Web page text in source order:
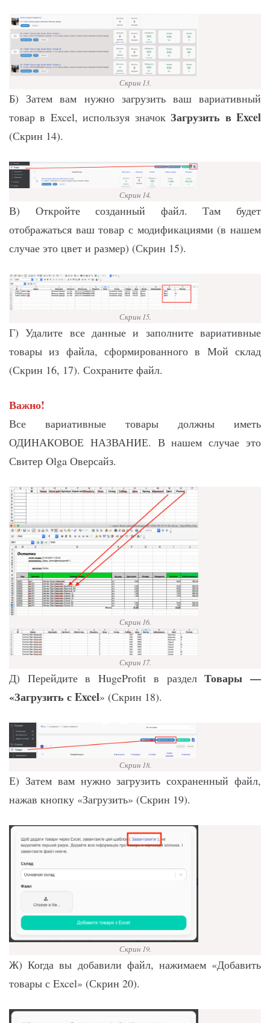
Скрин 13.
Б) Затем вам нужно загрузить ваш вариативный
товар в Excel, используя значокЗагрузить в Excel
(Скрин 14).
Скрин 14.
В) Откройте созданный файл. Там будет
отображаться ваш товар с модификациями (в нашем
случае это цвет и размер) (Скрин 15).
Скрин 15.
Г) Удалите все данные и заполните вариативные
товары из файла, сформированного в Мой склад
(Скрин 16, 17). Сохраните файл.
Важно!
Все вариативные товары должны иметь
ОДИНАКОВОЕ НАЗВАНИЕ. В нашем случае это
Свитер Olga Оверсайз.
Скрин 16.
Скрин 17.
Д) Перейдите в HugeProfit в разделТовары —
«Загрузить с Excel» (Скрин 18).
Скрин 18.
Е) Затем вам нужно загрузить сохраненный файл,
нажав кнопку «Загрузить» (Скрин 19).
Скрин 19.
Ж) Когда вы добавили файл, нажимаем «Добавить
товары с Excel» (Скрин 20).